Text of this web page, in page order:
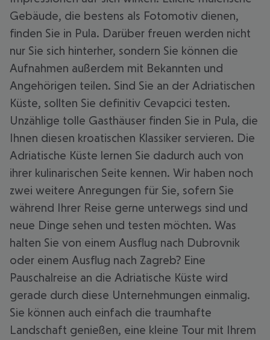
Gebäude, die bestens als Fotomotiv dienen,
finden Sie in Pula. Darüber freuen werden nicht
nur Sie sich hinterher, sondern Sie können die
Aufnahmen außerdem mit Bekannten und
Angehörigen teilen. Sind Sie an der Adriatischen
Küste, sollten Sie definitiv Cevapcici testen.
Unzählige tolle Gasthäuser finden Sie in Pula, die
Ihnen diesen kroatischen Klassiker servieren. Die
Adriatische Küste lernen Sie dadurch auch von
ihrer kulinarischen Seite kennen. Wir haben noch
zwei weitere Anregungen für Sie, sofern Sie
während Ihrer Reise gerne unterwegs sind und
neue Dinge sehen und testen möchten. Was
halten Sie von einem Ausflug nach Dubrovnik
oder einem Ausflug nach Zagreb? Eine
Pauschalreise an die Adriatische Küste wird
gerade durch diese Unternehmungen einmalig.
Sie können auch einfach die traumhafte
Landschaft genießen, eine kleine Tour mit Ihrem